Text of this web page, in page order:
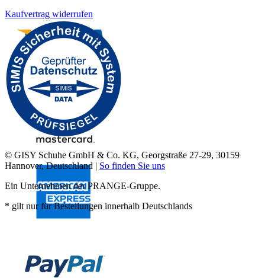
Kaufvertrag widerrufen
© GISY Schuhe GmbH & Co. KG, Georgstraße 27-29, 30159
Hannover, Deutschland | So finden Sie uns
Ein Unternehmen der PRANGE-Gruppe.
* gilt nur für Bestellungen innerhalb Deutschlands